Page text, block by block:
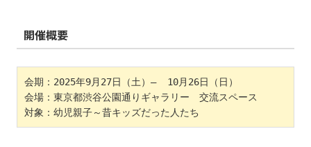
開催概要
会期：2025年9月27日（土）–  10月26日（日）
会場：東京都渋谷公園通りギャラリー　交流スペース
対象：幼児親子～昔キッズだった人たち